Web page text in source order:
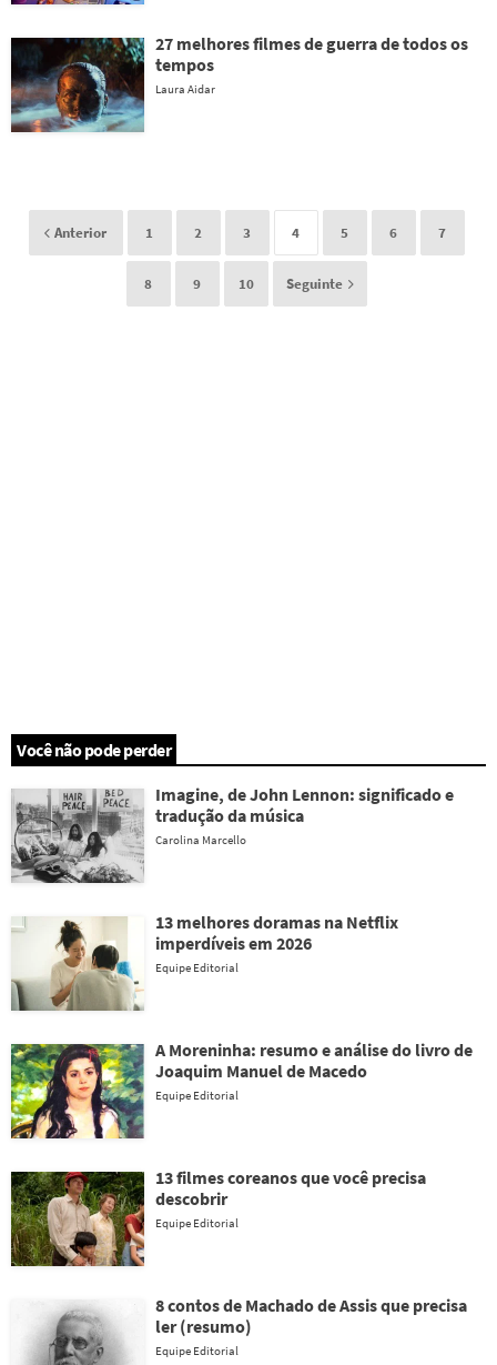
27 melhores filmes de guerra de todos os
tempos
Laura Aidar
Anterior 1 2 3 4 5 6 7
8 9 10 Seguinte
Você não pode perder
Imagine, de John Lennon: significado e
tradução da música
Carolina Marcello
13 melhores doramas na Netflix
imperdíveis em 2026
Equipe Editorial
A Moreninha: resumo e análise do livro de
Joaquim Manuel de Macedo
Equipe Editorial
13 filmes coreanos que você precisa
descobrir
Equipe Editorial
8 contos de Machado de Assis que precisa
ler (resumo)
Equipe Editorial